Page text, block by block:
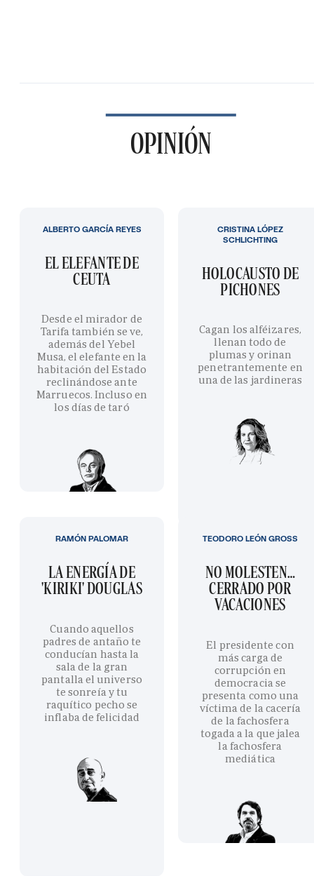
OPINIÓN
EL ELEFANTE DE
CEUTA
Desde el mirador de
Tarifa también se ve,
además del Yebel
Musa, el elefante en la
habitación del Estado
reclinándose ante
Marruecos. Incluso en
los días de taró
ALBERTO GARCÍA REYES
HOLOCAUSTO DE
PICHONES
Cagan los alféizares,
llenan todo de
plumas y orinan
penetrantemente en
una de las jardineras
CRISTINA LÓPEZ
SCHLICHTING
LA ENERGÍA DE
'KIRIKI' DOUGLAS
Cuando aquellos
padres de antaño te
conducían hasta la
sala de la gran
pantalla el universo
te sonreía y tu
raquítico pecho se
inflaba de felicidad
RAMÓN PALOMAR
NO MOLESTEN…
CERRADO POR
VACACIONES
El presidente con
más carga de
corrupción en
democracia se
presenta como una
víctima de la cacería
de la fachosfera
togada a la que jalea
la fachosfera
mediática
TEODORO LEÓN GROSS